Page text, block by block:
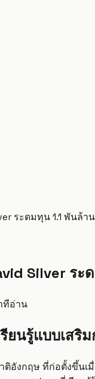
ระดมทุน 1.1 พันล้
Silver ร
ทีอ่าน
ยนรู้แบบเส
อังกฤษ ที่ก่อตั้งขึ้นเ